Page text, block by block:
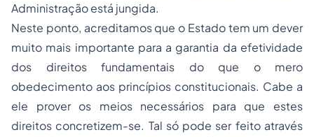
Administração está jungida.
Neste ponto, acreditamos que o Estado tem um dever
muito mais importante para a garantia da efetividade
dos direitos fundamentais do que o mero
obedecimento aos princípios constitucionais. Cabe a
ele prover os meios necessários para que estes
direitos concretizem-se. Tal só pode ser feito através